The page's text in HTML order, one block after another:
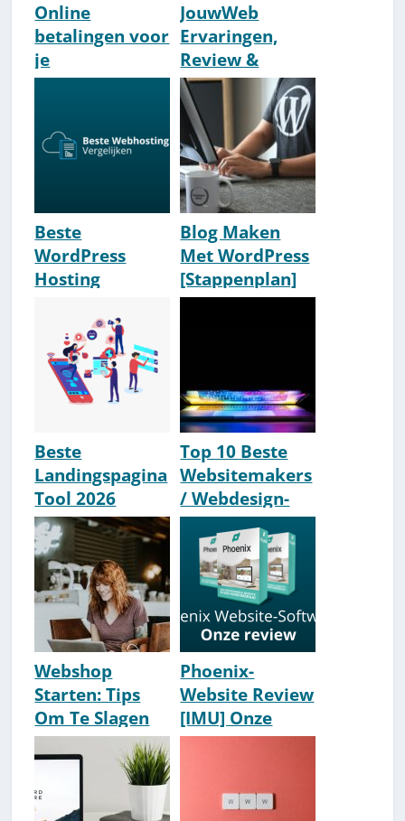
Online
betalingen voor
je
website/websh
systemen
[2026]
JouwWeb
Ervaringen,
Review &
Voorbeelden
[2026] [Slecht?]
Beste
WordPress
Hosting
[Ervaring,
Review &
Conclusie]
Blog Maken
Met WordPress
[Stappenplan]
[2026]
Beste
Landingspagina
Tool 2026
(Leadpages,
Phoenix Of
Clickfunnels?)
Top 10 Beste
Websitemakers
/ Webdesign-
Bureaus Van
Nederland
[2026 Update]
Webshop
Starten: Tips
Om Te Slagen
[2026 How-To]
Phoenix-
Website Review
[IMU] Onze
Ervaringen